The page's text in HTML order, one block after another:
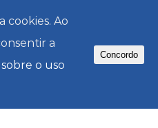
cookies. Ao
a
o uso
Concordo